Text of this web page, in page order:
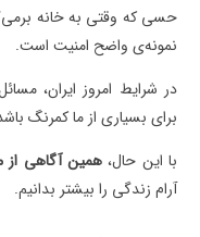
حسی که وقتی به خانه
نمونه‌ی واضح امنیت است.
در شرایط امروز ایران،
برای بسیاری از ما کمرنگ
با این حال، همین آگاهی از
آرام زندگی را بیشتر بدانیم.